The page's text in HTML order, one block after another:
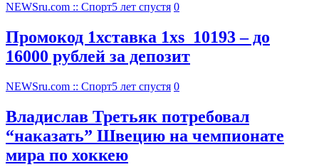
NEWSru.com :: Спорт5 лет спустя 0
Промокод 1хставка 1xs_10193 – до
16000 рублей за депозит
NEWSru.com :: Спорт5 лет спустя 0
Владислав Третьяк потребовал
“наказать” Швецию на чемпионате
мира по хоккею